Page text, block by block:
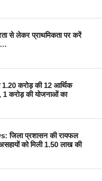
से लेकर प्राथमिकता पर करें
1.20 करोड़ की 12 आर्थिक
1 करोड़ की योजनाओं का
जिला प्रशासन की रायफल
को मिली 1.50 लाख की